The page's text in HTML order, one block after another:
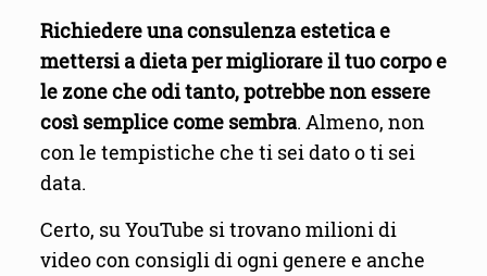
Richiedere una consulenza estetica e
mettersi a dieta per migliorare il tuo corpo e
le zone che odi tanto, potrebbe non essere
così semplice come sembra. Almeno, non
con le tempistiche che ti sei dato o ti sei
data.
Certo, su YouTube si trovano milioni di
video con consigli di ogni genere e anche